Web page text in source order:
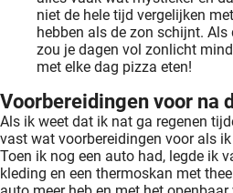
niet de hele tijd vergelijken
hebben als de zon schijnt.
zou je dagen vol zonlicht
met elke dag pizza eten!
Voorbereidingen voor na
Als ik weet dat ik nat ga regenen
vast wat voorbereidingen voor als
Toen ik nog een auto had, legde ik
kleding en een thermoskan met